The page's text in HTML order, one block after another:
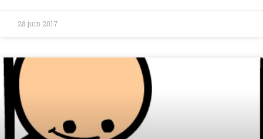
28 juin 2017